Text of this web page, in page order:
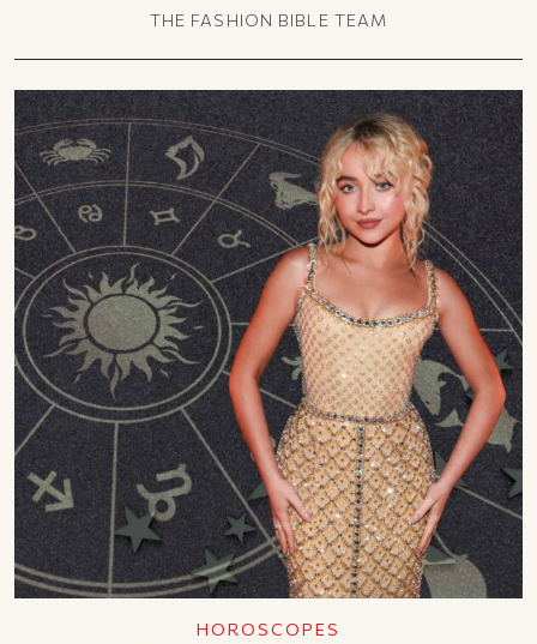
THE FASHION BIBLE TEAM
HOROSCOPES